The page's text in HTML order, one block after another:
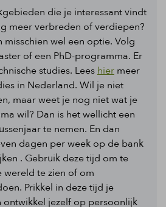
die je interessant vindt
meer verbreden of verdiepen?
wel een optie. Volg
of een PhD-programma. Er
studies. Leeshiermeer
in Nederland. Wil je niet
maar weet je nog niet wat je
wil? Dan is het wellicht een
te nemen. En dan
dagen per week op de bank
. Gebruik deze tijd om te
wereld te zien of om
Prikkel in deze tijd je
jezelf op persoonlijk